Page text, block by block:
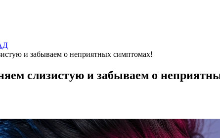
и забываем о неприятных симптомах!
слизистую и забываем о